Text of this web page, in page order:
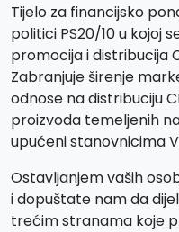
Tijelo za financijsko
politici PS20/10 u kojoj
promocija i distribucija
Zabranjuje širenje
odnose na distribuciju
proizvoda temeljenih
upućeni stanovnicima
Ostavljanjem vaših
i dopuštate nam da
trećim stranama koje